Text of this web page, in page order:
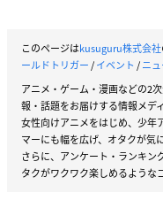
このページはkusuguru株式会社
ールドトリガー/イベント /ニ
アニメ・ゲーム・漫画などの2
報・話題をお届けする情報メデ
女性向けアニメをはじめ、少年
マーにも幅を広げ、オタクが気
さらに、アンケート・ランキン
タクがワクワク楽しめるような